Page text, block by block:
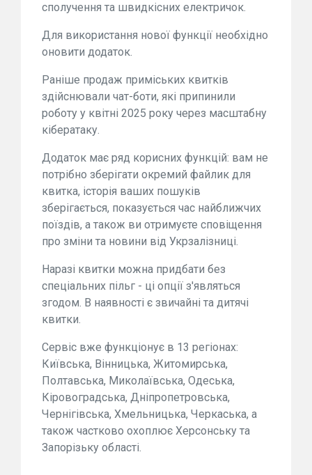
сполучення та швидкісних електричок.
Для використання нової функції необхідно
оновити додаток.
Раніше продаж приміських квитків
здійснювали чат-боти, які припинили
роботу у квітні 2025 року через масштабну
кібератаку.
Додаток має ряд корисних функцій: вам не
потрібно зберігати окремий файлик для
квитка, історія ваших пошуків
зберігається, показується час найближчих
поїздів, а також ви отримуєте сповіщення
про зміни та новини від Укрзалізниці.
Наразі квитки можна придбати без
спеціальних пільг - ці опції з'являться
згодом. В наявності є звичайні та дитячі
квитки.
Сервіс вже функціонує в 13 регіонах:
Київська, Вінницька, Житомирська,
Полтавська, Миколаївська, Одеська,
Кіровоградська, Дніпропетровська,
Чернігівська, Хмельницька, Черкаська, а
також частково охоплює Херсонську та
Запорізьку області.